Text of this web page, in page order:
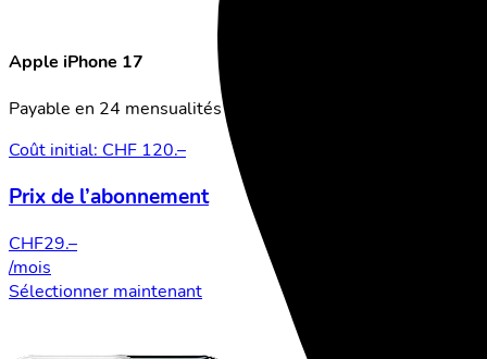
Apple iPhone 17
Payable en 24 mensualités
Coût initial: CHF 120.–
Prix de l’abonnement
CHF29.–
/mois
Sélectionner maintenant